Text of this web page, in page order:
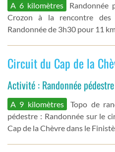
A 6 kilomètres
Randonnée
Crozon à la rencontre
Randonnée de 3h30 pour 11
Circuit du Cap de la
Activité : Randonnée pédestre
A 9 kilomètres
Topo de
pédestre : Randonnée sur le
Cap de la Chèvre dans le